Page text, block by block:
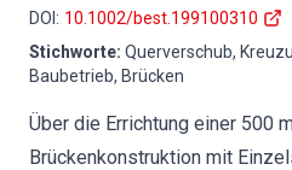
DOI : 10.1002/best.199100310
Stichworte: Querverschub,
Baubetrieb, Brücken
Über die Errichtung einer 500
Brückenkonstruktion mit